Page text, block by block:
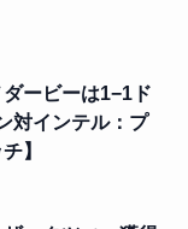
ービーは1−1ド
対インテル：プ
】